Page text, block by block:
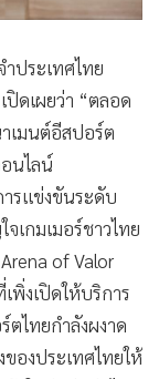
ประเทศไทย
ดเผยว่า “ตลอด
เมนต์อีสปอร์ต
นไลน์
ารแข่งขันระดับ
กมเมอร์ชาวไทย
of Valor
พิ่งเปิดให้บริการ